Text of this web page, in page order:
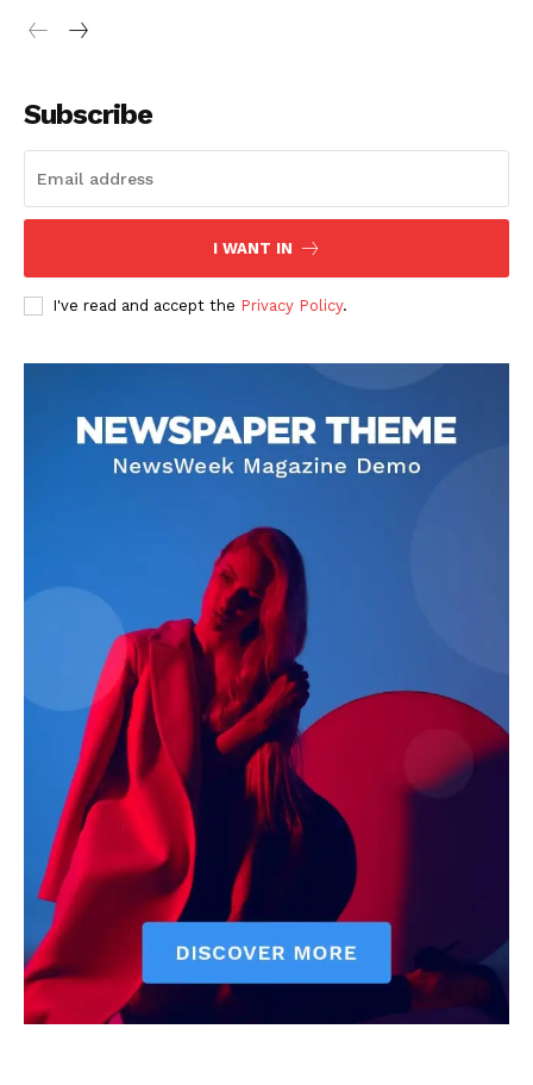
AIN NEWS 1
Contact Us
Privacy Policy
Terms of Use Agreement
Facebook
X WhatsApp
Share
Subscribe
I WANT IN
I've read and accept the Privacy Policy.